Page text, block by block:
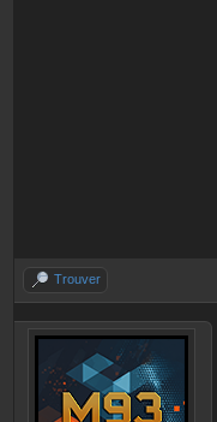
Trouver